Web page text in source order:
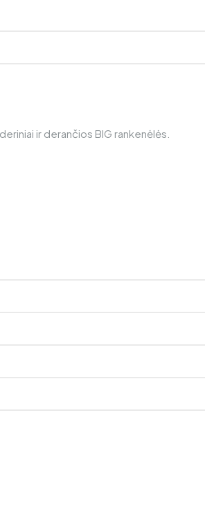
ir derančios BIG rankenėlės.